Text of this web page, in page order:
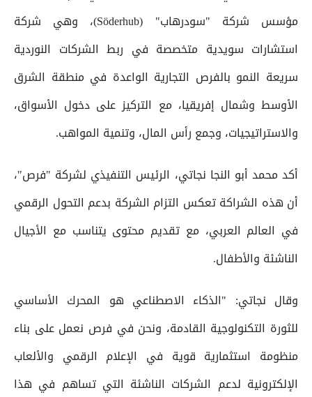
مؤسس شركة "سودرهاب" (Söderhub)، وهي شركة
استشارات سويدية متخصصة في ربط الشركات النوردية
سريعة النمو بالفرص التجارية الواعدة في منطقة الشرق
الأوسط وشمال إفريقيا، مع التركيز على دخول الأسواق،
والاستراتيجيات، وجمع رأس المال، وتنمية المواهب.
أكد محمد أبو النجا نجاتي، الرئيس التنفيذي لشركة "فرص"،
أن هذه الشراكة تعكس التزام الشركة بدعم التحول الرقمي
في العالم العربي، مع تقديم محتوى يتناسب مع الأجيال
الناشئة والأطفال.
وقال نجاتي: "الذكاء الاصطناعي هو المحرك الأساسي
للثورة التكنولوجية القادمة، ونحن في فرص نعمل على بناء
منظومة استثمارية قوية في الإعلام الرقمي والألعاب
الإلكترونية لدعم الشركات الناشئة التي تساهم في هذا